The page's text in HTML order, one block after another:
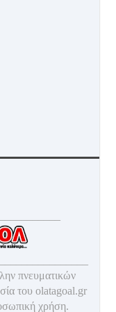
πνευματικών
του olatagoal.gr
χρήση.